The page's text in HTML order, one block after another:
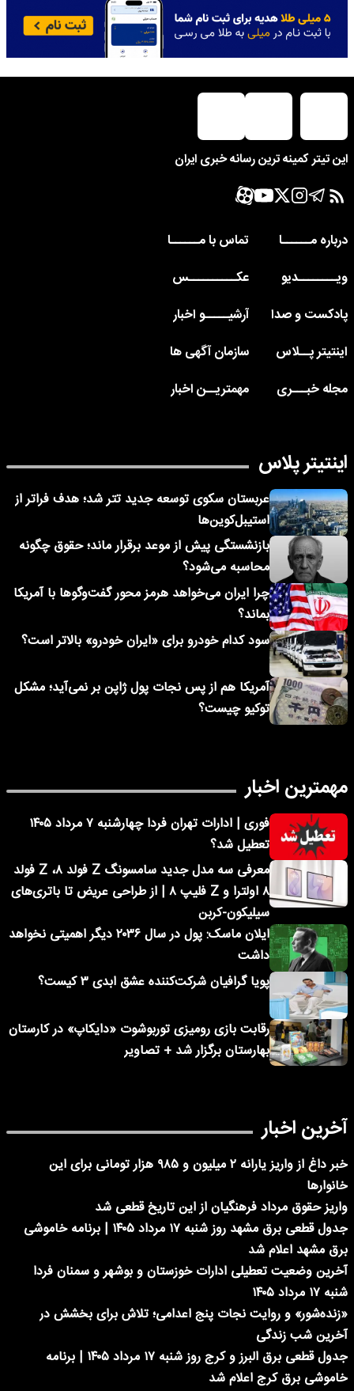
این تیتر کمینه ترین رسانه خبری ایران
درباره مــــــا
تماس با مــــــا
ویــــــــدیو
عکــــــــــس
پادکست و صدا
آرشیـــــو اخبار
اینتیتر پــلاس
سازمان آگهی ها
مجله خبـــری
مهمتریــن اخبار
اینتیتر پلاس
عربستان سکوی توسعه جدید تتر شد؛ هدف فراتر از
استیبل‌کوین‌ها
بازنشستگی پیش از موعد برقرار ماند؛ حقوق چگونه
محاسبه می‌شود؟
چرا ایران می‌خواهد هرمز محور گفت‌وگوها با آمریکا
بماند؟
سود کدام خودرو برای «ایران خودرو» بالاتر است؟
آمریکا هم از پس نجات پول ژاپن بر نمی‌آید؛ مشکل
توکیو چیست؟
مهمترین اخبار
فوری | ادارات تهران فردا چهارشنبه ۷ مرداد ۱۴۰۵
تعطیل شد؟
معرفی سه مدل جدید سامسونگ Z فولد ۸، Z فولد
۸ اولترا و Z فلیپ ۸ | از طراحی عریض تا باتری‌های
سیلیکون-کربن
ایلان ماسک: پول در سال ۲۰۳۶ دیگر اهمیتی نخواهد
داشت
پویا گرافیان شرکت‌کننده عشق ابدی ۳ کیست؟
رقابت بازی رومیزی توربوشوت «دایکاپ» در کارستان
بهارستان برگزار شد + تصاویر
آخرین اخبار
خبر داغ از واریز یارانه ۲ میلیون و ۹۸۵ هزار تومانی برای این
خانوارها
واریز حقوق مرداد فرهنگیان از این تاریخ قطعی شد
جدول قطعی برق مشهد روز شنبه ۱۷ مرداد ۱۴۰۵ | برنامه خاموشی
برق مشهد اعلام شد
آخرین وضعیت تعطیلی ادارات خوزستان و بوشهر و سمنان فردا
شنبه ۱۷ مرداد ۱۴۰۵
«زنده‌شور» و روایت نجات پنج اعدامی؛ تلاش برای بخشش در
آخرین شب زندگی
جدول قطعی برق البرز و کرج روز شنبه ۱۷ مرداد ۱۴۰۵ | برنامه
خاموشی برق کرج اعلام شد